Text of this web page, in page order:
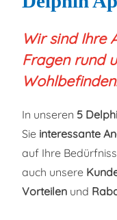
Wir sind Ihre
Fragen rund
In unseren 5
Sie interessante
auf Ihre
auch unsere
Vorteilenund